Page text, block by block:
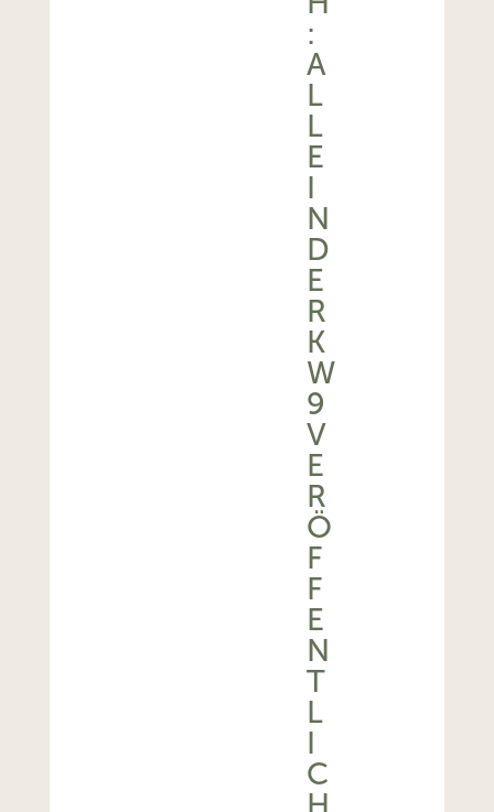
:
A
L
L
E
I
N
D
E
R
K
W
9
V
E
R
Ö
F
F
E
N
T
L
I
C
H